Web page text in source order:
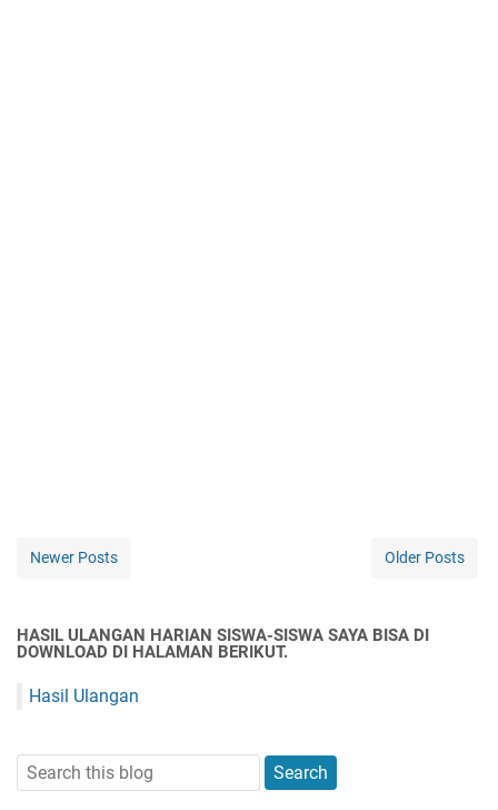
Newer Posts Older Posts
HASIL ULANGAN HARIAN SISWA-SISWA SAYA BISA DI
DOWNLOAD DI HALAMAN BERIKUT.
Hasil Ulangan